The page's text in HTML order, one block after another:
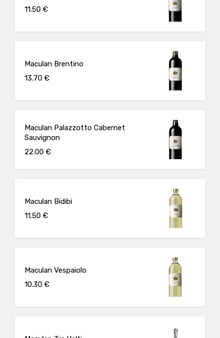
11.50 €
Maculan Brentino
13.70 €
Maculan Palazzotto Cabernet
Sauvignon
22.00 €
Maculan Bidibi
11.50 €
Maculan Vespaiolo
10.30 €